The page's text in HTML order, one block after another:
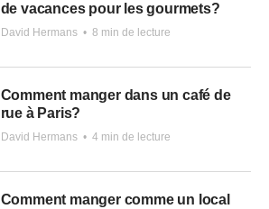
de vacances pour les gourmets?
David Hermans • 8 min de lecture
Comment manger dans un café de
rue à Paris?
David Hermans • 4 min de lecture
Comment manger comme un local